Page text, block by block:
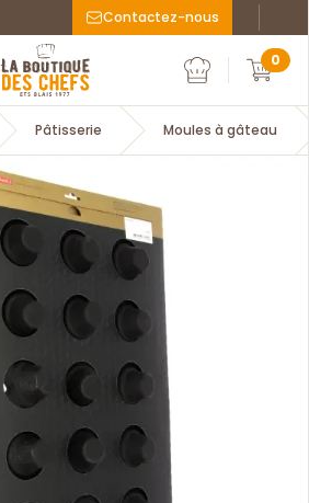
Contactez-nous
La Boutique des chefs
Mon compte
Mon
0
Pâtisserie Moules à gâteau